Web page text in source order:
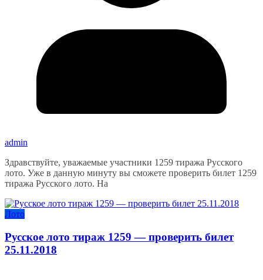
admin
Здравствуйте, уважаемые участники 1259 тиража Русского
лото. Уже в данную минуту вы сможете проверить билет 1259
тиража Русского лото. На
Лото
Русское лото тираж 1259 — проверить билет
25.11.2018